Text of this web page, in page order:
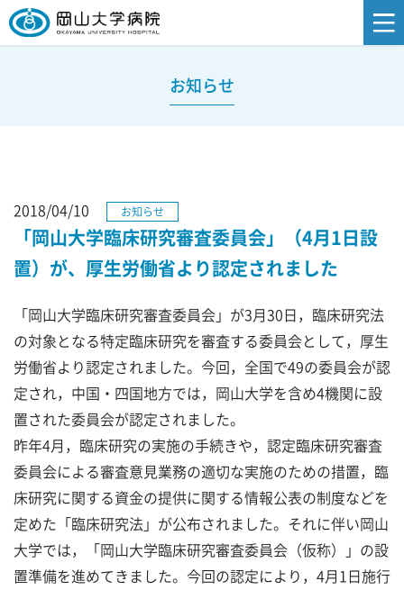
お知らせ
2018/04/10 お知らせ
「岡山大学臨床研究審査委員会」（4月1日設
置）が、厚生労働省より認定されました
「岡山大学臨床研究審査委員会」が3月30日，臨床研究法
の対象となる特定臨床研究を審査する委員会として，厚生
労働省より認定されました。今回，全国で49の委員会が認
定され，中国・四国地方では，岡山大学を含め4機関に設
置された委員会が認定されました。
昨年4月，臨床研究の実施の手続きや，認定臨床研究審査
委員会による審査意見業務の適切な実施のための措置，臨
床研究に関する資金の提供に関する情報公表の制度などを
定めた「臨床研究法」が公布されました。それに伴い岡山
大学では，「岡山大学臨床研究審査委員会（仮称）」の設
置準備を進めてきました。今回の認定により，4月1日施行